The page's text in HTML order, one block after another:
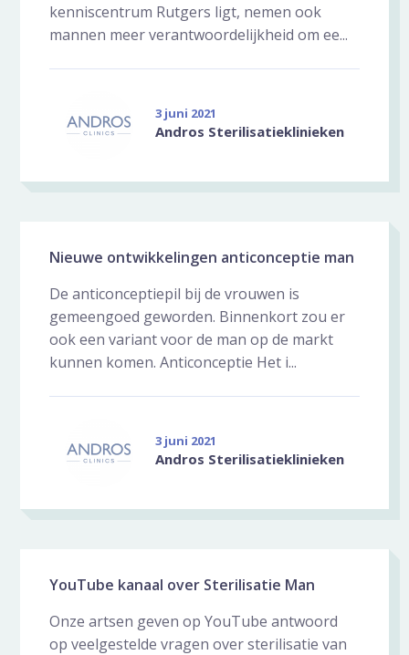
kenniscentrum Rutgers ligt, nemen ook
mannen meer verantwoordelijkheid om ee...
3 juni 2021
Andros Sterilisatieklinieken
Nieuwe ontwikkelingen anticonceptie man
De anticonceptiepil bij de vrouwen is
gemeengoed geworden. Binnenkort zou er
ook een variant voor de man op de markt
kunnen komen. Anticonceptie Het i...
3 juni 2021
Andros Sterilisatieklinieken
YouTube kanaal over Sterilisatie Man
Onze artsen geven op YouTube antwoord
op veelgestelde vragen over sterilisatie van